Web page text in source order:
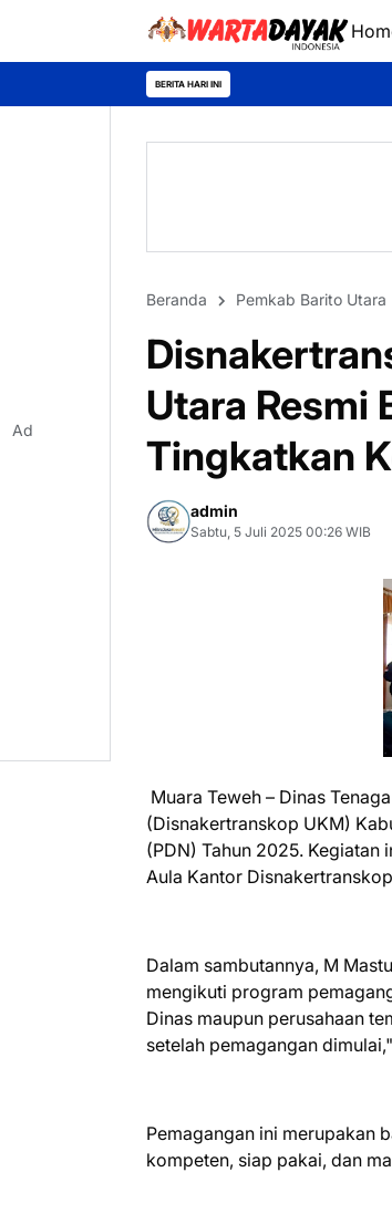
BERITA HARI INI Murung
Beranda Pemkab Barito Utara
Utara Resmi
Tingkatkan
admin
Sabtu, 5 Juli 2025 00:26 WIB
Muara Teweh – Dinas
(Disnakertranskop UKM)
(PDN) Tahun 2025.
Aula Kantor
Dalam sambutannya, M
mengikuti program
Dinas maupun perusahaan
setelah pemagangan
Pemagangan ini merupakan
kompeten, siap pakai, dan
Ad